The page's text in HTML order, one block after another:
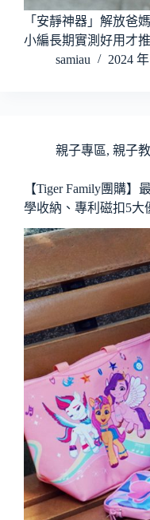
「安靜神器」解放爸
小編長期實測好用才推
samiau
2024
親子專區, 親子
【Tiger Family團購
學收納、專利磁扣5大